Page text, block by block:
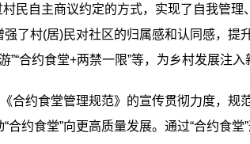
自主商议约定的方式，实现了自我管理
了村(居)民对社区的归属感和认同感，提
合约食堂+两禁一限”等，为乡村发展注入
约食堂管理规范》的宣传贯彻力度，规范
约食堂”向更高质量发展。通过“合约食堂